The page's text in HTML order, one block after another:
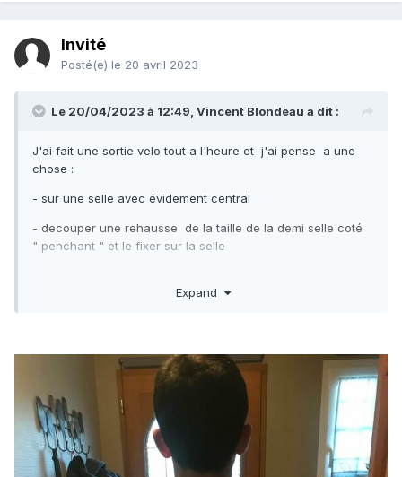
Invité
Posté(e) le 20 avril 2023
Le 20/04/2023 à 12:49, Vincent Blondeau a dit :
J'ai fait une sortie velo tout a l'heure et j'ai pense a une
chose :
- sur une selle avec évidement central
- decouper une rehausse de la taille de la demi selle coté
" penchant " et le fixer sur la selle
Expand